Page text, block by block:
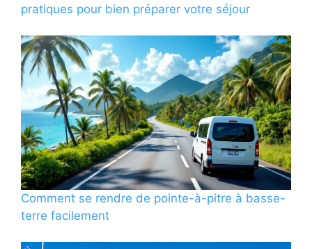
pratiques pour bien préparer votre séjour
Comment se rendre de pointe-à-pitre à basse-
terre facilement